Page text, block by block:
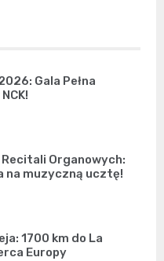
Gala Pełna
Recitali Organowych:
na muzyczną ucztę!
1700 km do La
Europy